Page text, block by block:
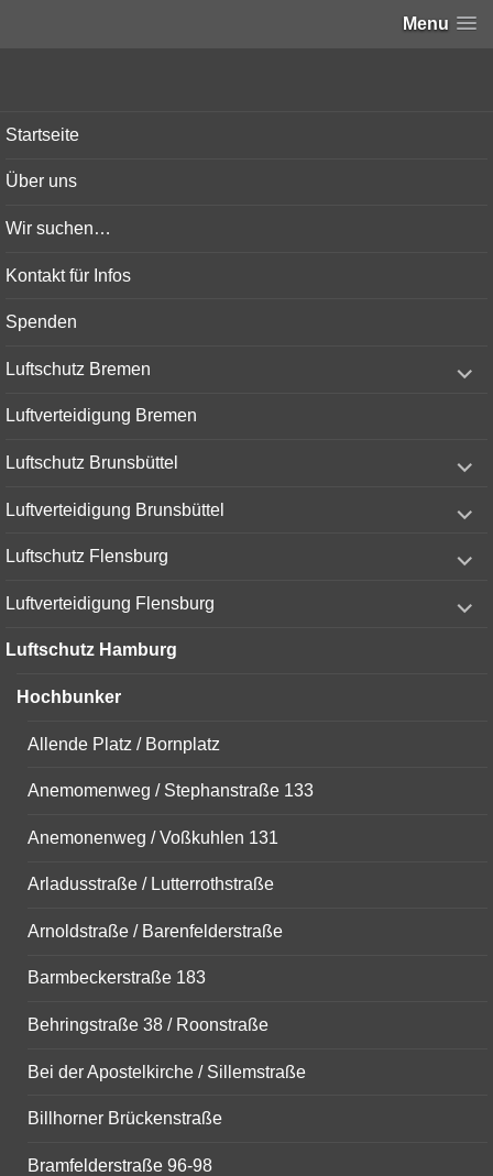
Menu
Startseite
Über uns
Wir suchen…
Kontakt für Infos
Spenden
Luftschutz Bremen
child
Luftverteidigung Bremen
Luftschutz Brunsbüttel
child
Luftverteidigung Brunsbüttel
child
Luftschutz Flensburg
child
Luftverteidigung Flensburg
child
Luftschutz Hamburg
Hochbunker
Allende Platz / Bornplatz
Anemomenweg / Stephanstraße 133
Anemonenweg / Voßkuhlen 131
Arladusstraße / Lutterrothstraße
Arnoldstraße / Barenfelderstraße
Barmbeckerstraße 183
Behringstraße 38 / Roonstraße
Bei der Apostelkirche / Sillemstraße
Billhorner Brückenstraße
Bramfelderstraße 96-98